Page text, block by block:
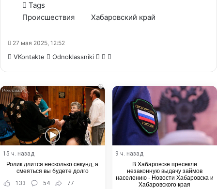
Tags
Происшествия
Хабаровский край
27 мая 2025, 12:52
VKontakte Odnoklassniki WhatsApp
Telegram
i
15 ч. назад
Ролик длится несколько секунд, а
смеяться вы будете долго
133
54 77
9 ч. назад
В Хабаровске пресекли
незаконную выдачу займов
населению - Новости Хабаровска и
Хабаровского края